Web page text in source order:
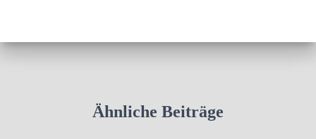
Ähnliche Beiträge